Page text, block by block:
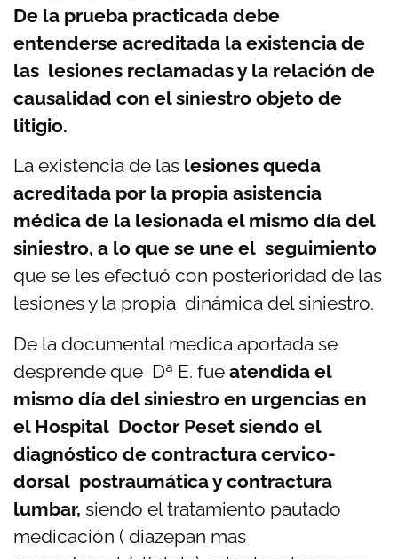
De la prueba practicada debe
entenderse acreditada la existencia de
las lesiones reclamadas y la relación de
causalidad con el siniestro objeto de
litigio.
La existencia de las lesiones queda
acreditada por la propia asistencia
médica de la lesionada el mismo día del
siniestro, a lo que se une el seguimiento
que se les efectuó con posterioridad de las
lesiones y la propia dinámica del siniestro.
De la documental medica aportada se
desprende que Dª E. fue atendida el
mismo día del siniestro en urgencias en
el Hospital Doctor Peset siendo el
diagnóstico de contractura cervico-
dorsal postraumática y contractura
lumbar, siendo el tratamiento pautado
medicación ( diazepan mas